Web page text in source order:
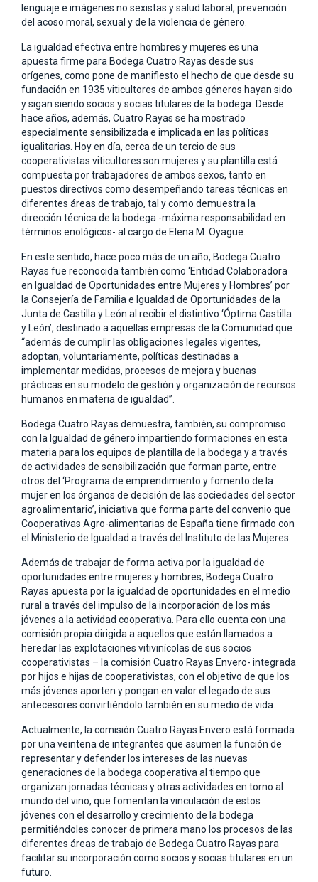
lenguaje e imágenes no sexistas y salud laboral, prevención
del acoso moral, sexual y de la violencia de género.
La igualdad efectiva entre hombres y mujeres es una
apuesta firme para Bodega Cuatro Rayas desde sus
orígenes, como pone de manifiesto el hecho de que desde su
fundación en 1935 viticultores de ambos géneros hayan sido
y sigan siendo socios y socias titulares de la bodega. Desde
hace años, además, Cuatro Rayas se ha mostrado
especialmente sensibilizada e implicada en las políticas
igualitarias. Hoy en día, cerca de un tercio de sus
cooperativistas viticultores son mujeres y su plantilla está
compuesta por trabajadores de ambos sexos, tanto en
puestos directivos como desempeñando tareas técnicas en
diferentes áreas de trabajo, tal y como demuestra la
dirección técnica de la bodega -máxima responsabilidad en
términos enológicos- al cargo de Elena M. Oyagüe.
En este sentido, hace poco más de un año, Bodega Cuatro
Rayas fue reconocida también como ‘Entidad Colaboradora
en Igualdad de Oportunidades entre Mujeres y Hombres’ por
la Consejería de Familia e Igualdad de Oportunidades de la
Junta de Castilla y León al recibir el distintivo ‘Óptima Castilla
y León’, destinado a aquellas empresas de la Comunidad que
“además de cumplir las obligaciones legales vigentes,
adoptan, voluntariamente, políticas destinadas a
implementar medidas, procesos de mejora y buenas
prácticas en su modelo de gestión y organización de recursos
humanos en materia de igualdad”.
Bodega Cuatro Rayas demuestra, también, su compromiso
con la Igualdad de género impartiendo formaciones en esta
materia para los equipos de plantilla de la bodega y a través
de actividades de sensibilización que forman parte, entre
otros del ‘Programa de emprendimiento y fomento de la
mujer en los órganos de decisión de las sociedades del sector
agroalimentario’, iniciativa que forma parte del convenio que
Cooperativas Agro-alimentarias de España tiene firmado con
el Ministerio de Igualdad a través del Instituto de las Mujeres.
Además de trabajar de forma activa por la igualdad de
oportunidades entre mujeres y hombres, Bodega Cuatro
Rayas apuesta por la igualdad de oportunidades en el medio
rural a través del impulso de la incorporación de los más
jóvenes a la actividad cooperativa. Para ello cuenta con una
comisión propia dirigida a aquellos que están llamados a
heredar las explotaciones vitivinícolas de sus socios
cooperativistas – la comisión Cuatro Rayas Envero- integrada
por hijos e hijas de cooperativistas, con el objetivo de que los
más jóvenes aporten y pongan en valor el legado de sus
antecesores convirtiéndolo también en su medio de vida.
Actualmente, la comisión Cuatro Rayas Envero está formada
por una veintena de integrantes que asumen la función de
representar y defender los intereses de las nuevas
generaciones de la bodega cooperativa al tiempo que
organizan jornadas técnicas y otras actividades en torno al
mundo del vino, que fomentan la vinculación de estos
jóvenes con el desarrollo y crecimiento de la bodega
permitiéndoles conocer de primera mano los procesos de las
diferentes áreas de trabajo de Bodega Cuatro Rayas para
facilitar su incorporación como socios y socias titulares en un
futuro.